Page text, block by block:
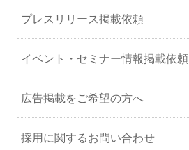
プレスリリース掲載依頼
イベント・セミナー情報掲載依頼
広告掲載をご希望の方へ
採用に関するお問い合わせ